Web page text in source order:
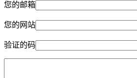
您的邮箱
您的网站
验证的码